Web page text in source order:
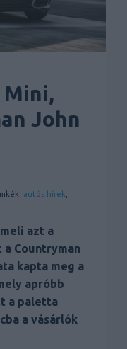
Mini,
John
autós hírek
azt a
a Countryman
kapta meg a
apróbb
a paletta
a vásárlók